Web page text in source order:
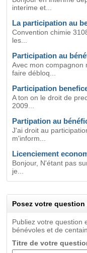
interime et...
La participation au
Convention chimie
les...
Participation au
Avec mon compagnon
faire débloq...
Participation
A ton on le droit de
2009...
Partipation au
J'ai droit au
m'inform...
Licenciement
Bonjour, N'étant pas
je...
Posez votre
Publiez votre question
bénévoles et de
Titre de votre